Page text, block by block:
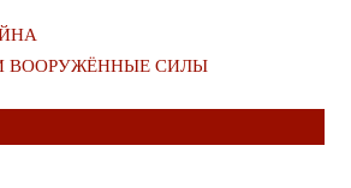
ВООРУЖЁННЫЕ СИЛЫ